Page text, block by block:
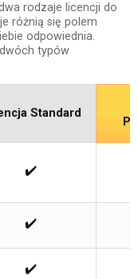
rodzaje licencji do
różnią się polem
odpowiednia.
typów
Standard
✔️
✔️
✔️